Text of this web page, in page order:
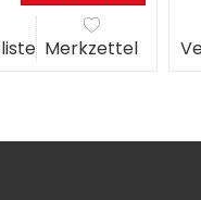
Merkzettel